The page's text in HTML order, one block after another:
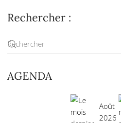
Rechercher :
AGENDA
Août
2026